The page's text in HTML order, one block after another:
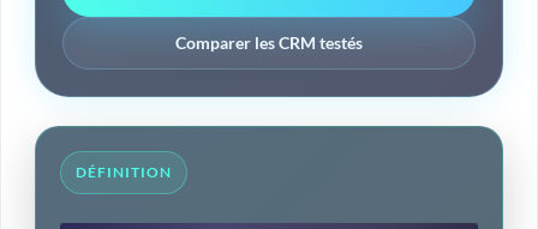
Comparer les CRM testés
DÉFINITION